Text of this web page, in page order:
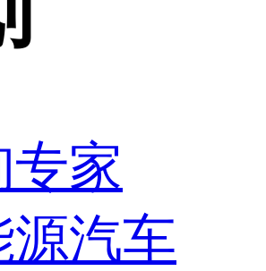
专家
源汽车